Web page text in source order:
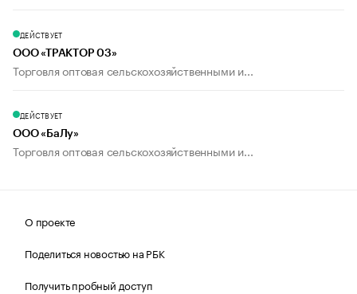
ДЕЙСТВУЕТ
ООО «ТРАКТОР 03»
Торговля оптовая сельскохозяйственными и...
ДЕЙСТВУЕТ
ООО «БаЛу»
Торговля оптовая сельскохозяйственными и...
О проекте
Поделиться новостью на РБК
Получить пробный доступ